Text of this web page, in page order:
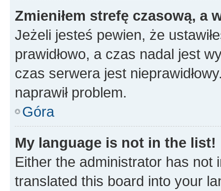
Zmieniłem strefę czasową, a
Jeżeli jesteś pewien, że
prawidłowo, a czas nadal jest
czas serwera jest
naprawił problem.
Góra
My language is not in the list!
Either the administrator has not
translated this board into your